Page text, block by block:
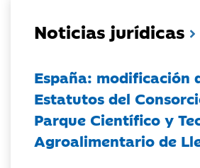
Noticias jurídicas
España: modificación
Estatutos del
Parque Científico y
Agroalimentario de